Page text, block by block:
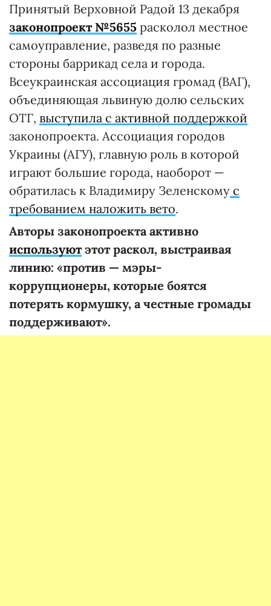
Принятый Верховной Радой 13 декабря
законопроект №5655 расколол местное
самоуправление, разведя по разные
стороны баррикад села и города.
Всеукраинская ассоциация громад (ВАГ),
объединяющая львиную долю сельских
ОТГ, выступила с активной поддержкой
законопроекта. Ассоциация городов
Украины (АГУ), главную роль в которой
играют большие города, наоборот —
обратилась к Владимиру Зеленскому с
требованием наложить вето.
Авторы законопроекта активно
используютэтот раскол, выстраивая
линию: «против — мэры-
коррупционеры, которые боятся
потерять кормушку, а честные громады
поддерживают».